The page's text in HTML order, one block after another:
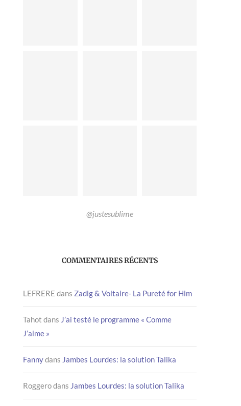
@justesublime
COMMENTAIRES RÉCENTS
LEFRERE dans Zadig & Voltaire- La Pureté for Him
Tahot dans J’ai testé le programme « Comme
J’aime »
Fannydans Jambes Lourdes: la solution Talika
Roggerodans Jambes Lourdes: la solution Talika